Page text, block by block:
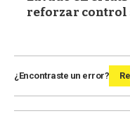
reforzar control
¿Encontraste un error?